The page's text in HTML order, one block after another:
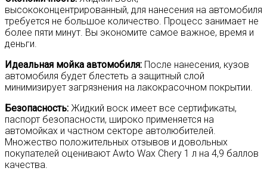
высококонцентрированный, для нанесения на автомобиля
требуется не большое количество. Процесс занимает не
более пяти минут. Вы экономите самое важное, время и
деньги.
Идеальная мойка автомобиля: После нанесения, кузов
автомобиля будет блестеть а защитный слой
минимизирует загрязнения на лакокрасочном покрытии.
Безопасность: Жидкий воск имеет все сертификаты,
паспорт безопасности, широко применяется на
автомойках и частном секторе автолюбителей.
Множество положительных отзывов и довольных
покупателей оценивают Awto Wax Chery 1 л на 4,9 баллов
качества.